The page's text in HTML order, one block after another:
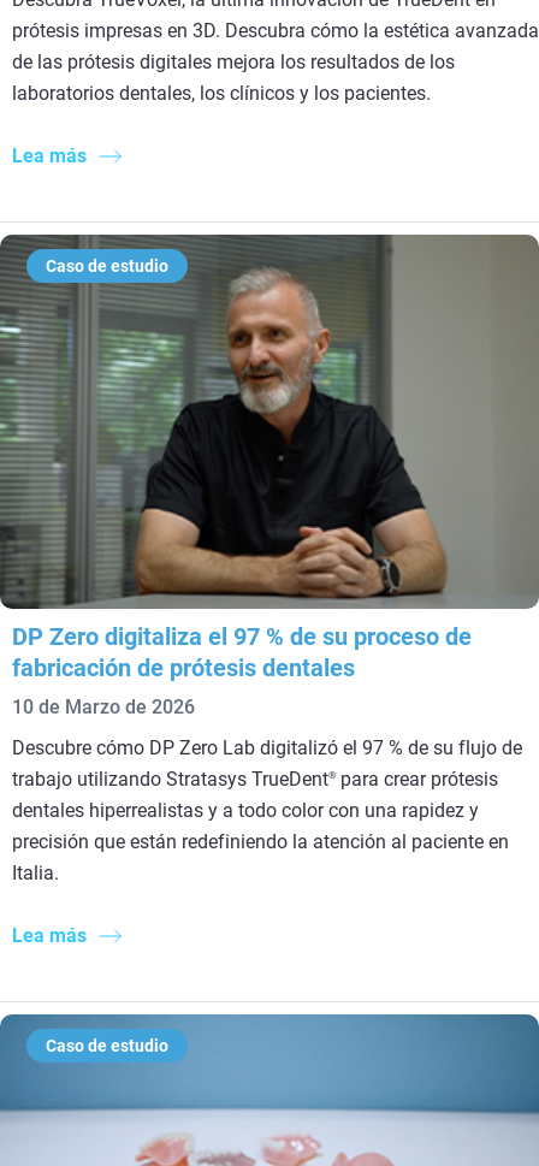
prótesis impresas en 3D. Descubra cómo la estética avanzada
de las prótesis digitales mejora los resultados de los
laboratorios dentales, los clínicos y los pacientes.
Lea más
Caso de estudio
DP Zero digitaliza el 97 % de su proceso de
fabricación de prótesis dentales
10 de Marzo de 2026
Descubre cómo DP Zero Lab digitalizó el 97 % de su flujo de
trabajo utilizando Stratasys TrueDent® para crear prótesis
dentales hiperrealistas y a todo color con una rapidez y
precisión que están redefiniendo la atención al paciente en
Italia.
Lea más
Caso de estudio